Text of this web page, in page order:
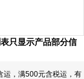
只显示产品部分信
，满500元含税运，有